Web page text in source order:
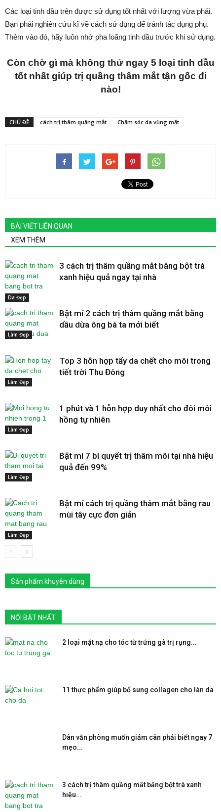
Các loại tinh dầu trên được sử dụng tốt nhất với lượng vừa phải.
Bạn phải nghiên cứu kĩ về cách sử dụng để tránh tác dụng phụ.
Thêm vào đó, hãy luôn nhớ pha loãng tinh dầu trước khi sử dụng.
Còn chờ gì mà không thử ngay 5 loại tinh dầu
tốt nhất giúp trị quầng thâm mắt tận gốc đi
nào!
CHỦ ĐỀ cách trị thâm quầng mắt Chăm sóc da vùng mắt
BÀI VIẾT LIÊN QUAN
XEM THÊM
Da Đẹp
3 cách trị thâm quầng mắt bằng bột trà
xanh hiệu quả ngay tại nhà
Làm Đẹp
Bật mí 2 cách trị thâm quầng mắt bằng
dầu dừa ông bà ta mới biết
Làm Đẹp
Top 3 hỗn hợp tẩy da chết cho môi trong
tiết trời Thu Đông
Làm Đẹp
1 phút và 1 hỗn hợp duy nhất cho đôi môi
hồng tự nhiên
Làm Đẹp
Bật mí 7 bí quyết trị thâm môi tại nhà hiệu
quả đến 99%
Làm Đẹp
Bật mí cách trị quầng thâm mắt bằng rau
mùi tây cực đơn giản
Sản phẩm khuyên dùng
NỔI BẬT NHẤT
2 loại mặt nạ cho tóc từ trứng gà trị rụng...
11 thực phẩm giúp bổ sung collagen cho làn da
Dân văn phòng muốn giảm cân phải biết ngay 7
mẹo...
3 cách trị thâm quầng mắt bằng bột trà xanh
hiệu...